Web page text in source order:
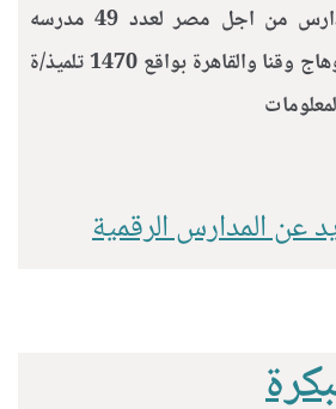
المرحله الابتدائيه بمدارس من اجل مصر لعدد 49 مدرسه
بمحافظة اسيوط وسوهاج وقنا والقاهرة بواقع 1470 تلميذ/ة
عن المدارس الرقمية